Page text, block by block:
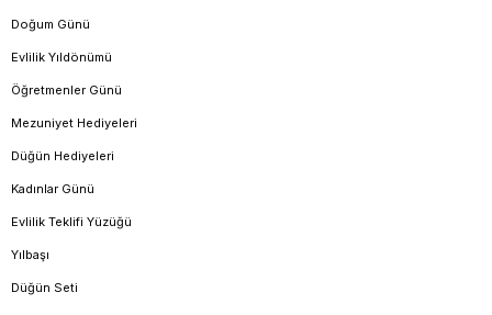
Doğum Günü
Evlilik Yıldönümü
Öğretmenler Günü
Mezuniyet Hediyeleri
Düğün Hediyeleri
Kadınlar Günü
Evlilik Teklifi Yüzüğü
Yılbaşı
Düğün Seti